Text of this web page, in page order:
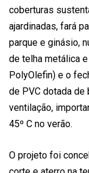
coberturas
ajardinadas, fará
parque e ginásio,
de telha metálica
PolyOlefin) e o
de PVC dotada
ventilação,
45º C no verão.
O projeto foi